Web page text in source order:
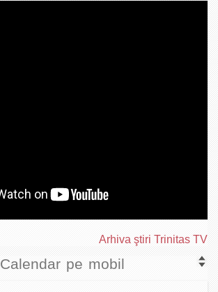
Arhiva ştiri Trinitas TV
Calendar pe mobil